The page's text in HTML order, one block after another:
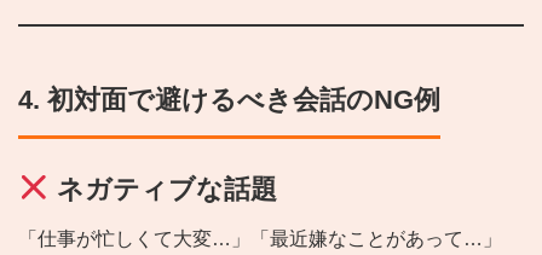
4. 初対面で避けるべき会話のNG例
ネガティブな話題
「仕事が忙しくて大変…」「最近嫌なことがあって…」